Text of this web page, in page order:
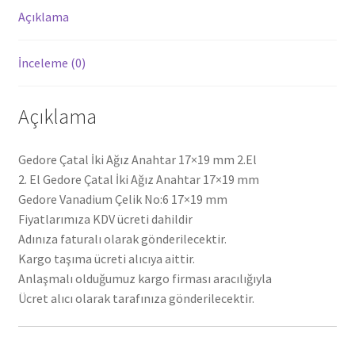
Açıklama
İnceleme (0)
Açıklama
Gedore Çatal İki Ağız Anahtar 17×19 mm 2.El
2. El Gedore Çatal İki Ağız Anahtar 17×19 mm
Gedore Vanadium Çelik No:6 17×19 mm
Fiyatlarımıza KDV ücreti dahildir
Adınıza faturalı olarak gönderilecektir.
Kargo taşıma ücreti alıcıya aittir.
Anlaşmalı olduğumuz kargo firması aracılığıyla
Ücret alıcı olarak tarafınıza gönderilecektir.